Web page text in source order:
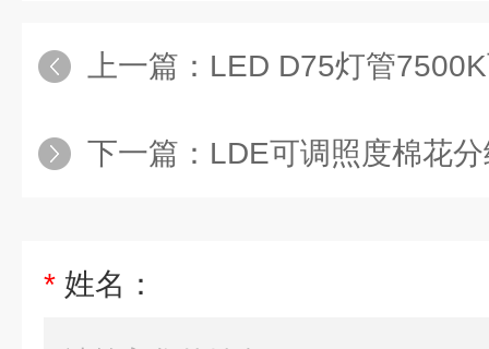
上一篇： LED D75灯管7500K可
下一篇： LDE可调照度棉花
* 姓名：